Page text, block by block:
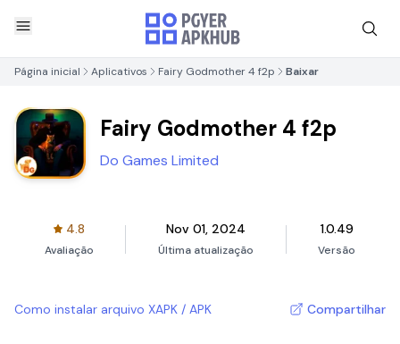
Página inicial Aplicativos Fairy Godmother 4 f2p Baixar
Fairy Godmother 4 f2p
Do Games Limited
4.8
Avaliação
Nov 01, 2024
Última atualização
1.0.49
Versão
Como instalar arquivo XAPK / APK Compartilhar